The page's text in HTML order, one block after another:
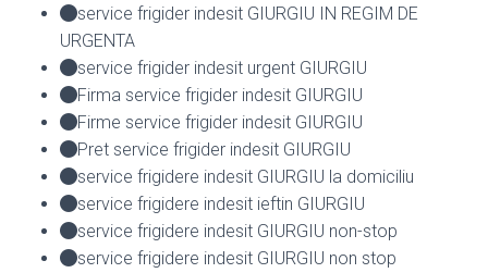
service frigider indesit GIURGIU IN REGIM DE
URGENTA
service frigider indesit urgent GIURGIU
Firma service frigider indesit GIURGIU
Firme service frigider indesit GIURGIU
Pret service frigider indesit GIURGIU
service frigidere indesit GIURGIU la domiciliu
service frigidere indesit ieftin GIURGIU
service frigidere indesit GIURGIU non-stop
service frigidere indesit GIURGIU non stop